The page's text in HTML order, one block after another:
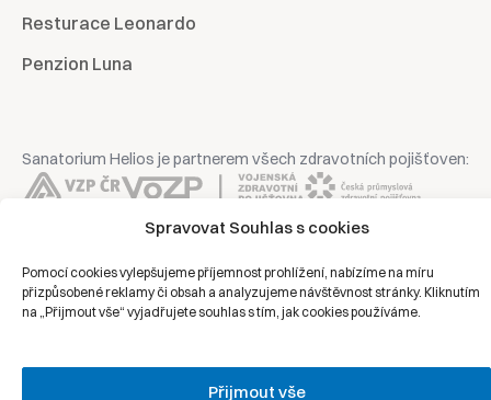
Spravovat Souhlas s cookies
Pomocí cookies vylepšujeme příjemnost prohlížení, nabízíme na míru
přizpůsobené reklamy či obsah a analyzujeme návštěvnost stránky. Kliknutím
na „Přijmout vše“ vyjadřujete souhlas s tím, jak cookies používáme.
Přijmout vše
Resturace Leonardo
Penzion Luna
Sanatorium Helios je partnerem všech zdravotních pojišťoven:
Copyright © 2026 | Všechna práva vyhrazena | Sanatorium Helios